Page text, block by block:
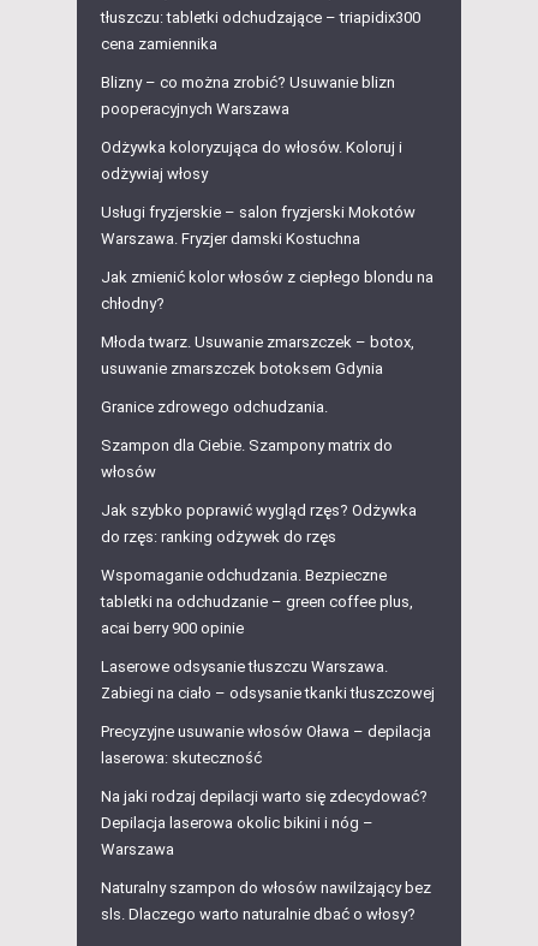
tłuszczu: tabletki odchudzające – triapidix300
cena zamiennika
Blizny – co można zrobić? Usuwanie blizn
pooperacyjnych Warszawa
Odżywka koloryzująca do włosów. Koloruj i
odżywiaj włosy
Usługi fryzjerskie – salon fryzjerski Mokotów
Warszawa. Fryzjer damski Kostuchna
Jak zmienić kolor włosów z ciepłego blondu na
chłodny?
Młoda twarz. Usuwanie zmarszczek – botox,
usuwanie zmarszczek botoksem Gdynia
Granice zdrowego odchudzania.
Szampon dla Ciebie. Szampony matrix do
włosów
Jak szybko poprawić wygląd rzęs? Odżywka
do rzęs: ranking odżywek do rzęs
Wspomaganie odchudzania. Bezpieczne
tabletki na odchudzanie – green coffee plus,
acai berry 900 opinie
Laserowe odsysanie tłuszczu Warszawa.
Zabiegi na ciało – odsysanie tkanki tłuszczowej
Precyzyjne usuwanie włosów Oława – depilacja
laserowa: skuteczność
Na jaki rodzaj depilacji warto się zdecydować?
Depilacja laserowa okolic bikini i nóg –
Warszawa
Naturalny szampon do włosów nawilżający bez
sls. Dlaczego warto naturalnie dbać o włosy?